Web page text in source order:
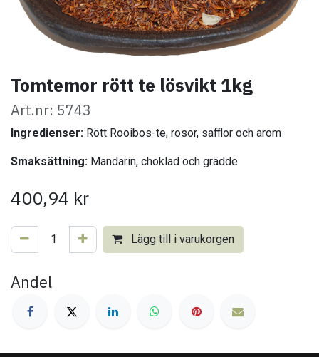
Tomtemor rött te lösvikt 1kg
Art.nr: 5743
Ingredienser: Rött Rooibos-te, rosor, safflor och arom
Smaksättning: Mandarin, choklad och grädde
400,94 kr
Lägg till i varukorgen
Andel